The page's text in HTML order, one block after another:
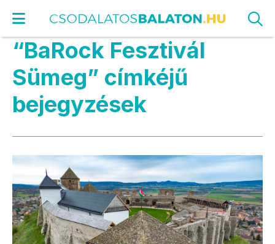
“BaRock Fesztivál
Sümeg” címkéjű
bejegyzések